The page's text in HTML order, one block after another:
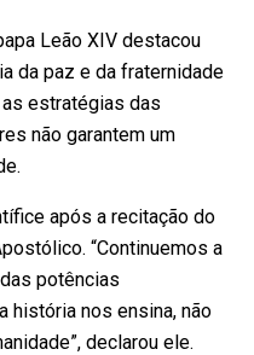
Leão XIV destacou
da paz e da fraternidade
estratégias das
não garantem um
após a recitação do
“Continuemos a
potências
história nos ensina, não
declarou ele.